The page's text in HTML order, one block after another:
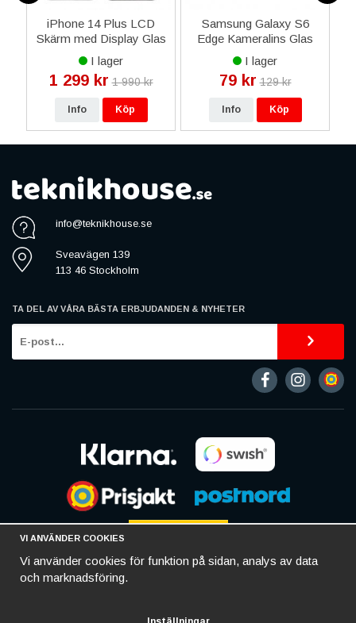
iPhone 14 Plus LCD
Skärm med Display Glas
In-Cell JK - Svart
I lager
1 299 kr 1 990 kr
Info Köp
Samsung Galaxy S6
Edge Kameralins Glas
med Tejp - Svart
I lager
79 kr 129 kr
Info Köp
info@teknikhouse.se
Sveavägen 139
113 46 Stockholm
TA DEL AV VÅRA BÄSTA ERBJUDANDEN & NYHETER
VI ANVÄNDER COOKIES
Vi använder cookies för funktion på sidan, analys av data
och marknadsföring.